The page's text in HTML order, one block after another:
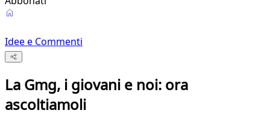
Idee e Commenti
La Gmg, i giovani e noi: ora
ascoltiamoli